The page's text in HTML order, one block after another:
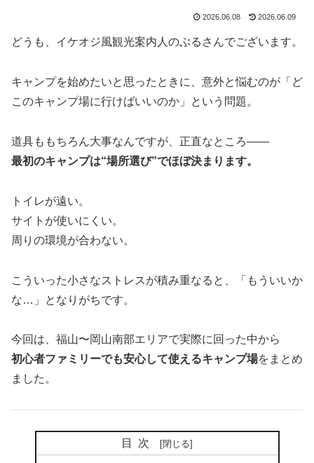
2026.06.08 2026.06.09
どうも、イケオジ風観光案内人のぶるさんでございます。
キャンプを始めたいと思ったときに、意外と悩むのが「ど
このキャンプ場に行けばいいのか」という問題。
道具ももちろん大事なんですが、正直なところ――
最初のキャンプは“場所選び”でほぼ決まります。
トイレが遠い。
サイトが使いにくい。
周りの環境が合わない。
こういった小さなストレスが積み重なると、「もういいか
な…」となりがちです。
今回は、福山〜岡山南部エリアで実際に回った中から
初心者ファミリーでも安心して使えるキャンプ場をまとめ
ました。
目次